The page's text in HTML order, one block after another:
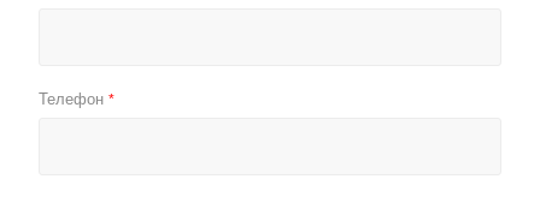
Телефон *